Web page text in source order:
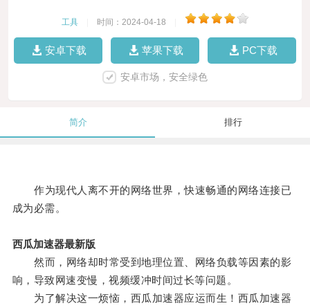
工具 时间：2024-04-18
安卓下载 苹果下载 PC下载
安卓市场，安全绿色
简介 排行
作为现代人离不开的网络世界，快速畅通的网络连接已
成为必需。
西瓜加速器最新版
然而，网络却时常受到地理位置、网络负载等因素的影
响，导致网速变慢，视频缓冲时间过长等问题。
为了解决这一烦恼，西瓜加速器应运而生！西瓜加速器